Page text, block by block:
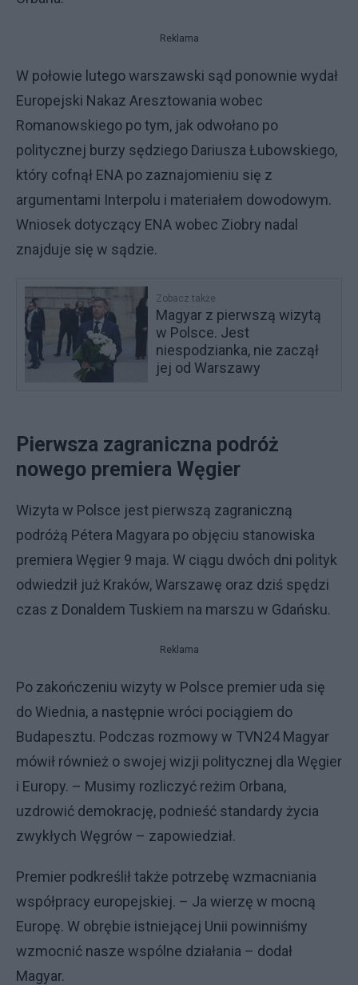
Reklama
W połowie lutego warszawski sąd ponownie wydał
Europejski Nakaz Aresztowania wobec
Romanowskiego po tym, jak odwołano po
politycznej burzy sędziego Dariusza Łubowskiego,
który cofnął ENA po zaznajomieniu się z
argumentami Interpolu i materiałem dowodowym.
Wniosek dotyczący ENA wobec Ziobry nadal
znajduje się w sądzie.
Zobacz także
Magyar z pierwszą wizytą
w Polsce. Jest
niespodzianka, nie zaczął
jej od Warszawy
Pierwsza zagraniczna podróż
nowego premiera Węgier
Wizyta w Polsce jest pierwszą zagraniczną
podróżą Pétera Magyara po objęciu stanowiska
premiera Węgier 9 maja. W ciągu dwóch dni polityk
odwiedził już Kraków, Warszawę oraz dziś spędzi
czas z Donaldem Tuskiem na marszu w Gdańsku.
Reklama
Po zakończeniu wizyty w Polsce premier uda się
do Wiednia, a następnie wróci pociągiem do
Budapesztu. Podczas rozmowy w TVN24 Magyar
mówił również o swojej wizji politycznej dla Węgier
i Europy. – Musimy rozliczyć reżim Orbana,
uzdrowić demokrację, podnieść standardy życia
zwykłych Węgrów – zapowiedział.
Premier podkreślił także potrzebę wzmacniania
współpracy europejskiej. – Ja wierzę w mocną
Europę. W obrębie istniejącej Unii powinniśmy
wzmocnić nasze wspólne działania – dodał
Magyar.